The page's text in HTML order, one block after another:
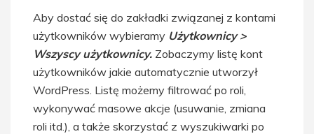
Aby dostać się do zakładki związanej z kontami
użytkowników wybieramy Użytkownicy >
Wszyscy użytkownicy. Zobaczymy listę kont
użytkowników jakie automatycznie utworzył
WordPress. Listę możemy filtrować po roli,
wykonywać masowe akcje (usuwanie, zmiana
roli itd.), a także skorzystać z wyszukiwarki po